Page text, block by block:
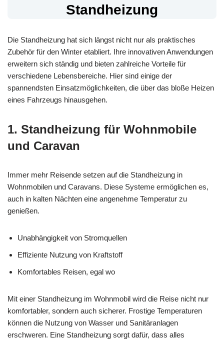
Standheizung
Die Standheizung hat sich längst nicht nur als praktisches
Zubehör für den Winter etabliert. Ihre innovativen Anwendungen
erweitern sich ständig und bieten zahlreiche Vorteile für
verschiedene Lebensbereiche. Hier sind einige der
spannendsten Einsatzmöglichkeiten, die über das bloße Heizen
eines Fahrzeugs hinausgehen.
1. Standheizung für Wohnmobile
und Caravan
Immer mehr Reisende setzen auf die Standheizung in
Wohnmobilen und Caravans. Diese Systeme ermöglichen es,
auch in kalten Nächten eine angenehme Temperatur zu
genießen.
Unabhängigkeit von Stromquellen
Effiziente Nutzung von Kraftstoff
Komfortables Reisen, egal wo
Mit einer Standheizung im Wohnmobil wird die Reise nicht nur
komfortabler, sondern auch sicherer. Frostige Temperaturen
können die Nutzung von Wasser und Sanitäranlagen
erschweren. Eine Standheizung sorgt dafür, dass alles